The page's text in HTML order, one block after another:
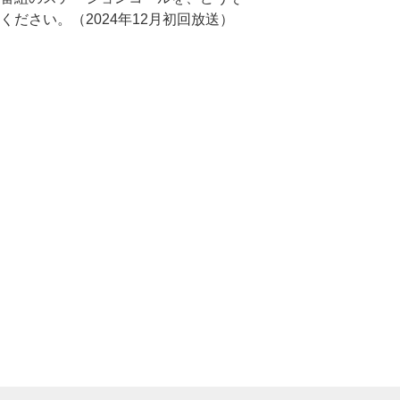
ださい。（2024年12月初回放送）